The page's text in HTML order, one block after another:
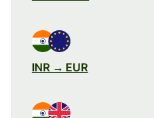
INR → EUR